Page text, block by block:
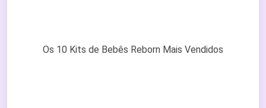
Os 10 Kits de Bebês Reborn Mais Vendidos